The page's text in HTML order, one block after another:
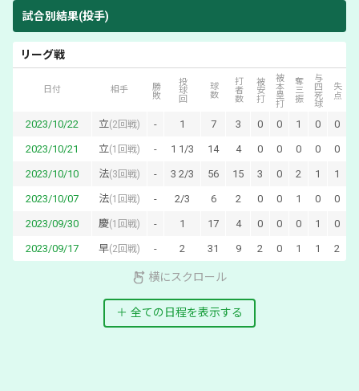
試合別結果(投手)
リーグ戦
日付 相手 勝敗 投球回 球数 打者数 被安打 被本塁打 奪三振 与四死球 失点
2023/10/22 立(2回戦) - 1 7 3 0 0 1 0 0
2023/10/21 立(1回戦) - 1 1/3 14 4 0 0 0 0 0
2023/10/10 法(3回戦) - 3 2/3 56 15 3 0 2 1 1
2023/10/07 法(1回戦) - 2/3 6 2 0 0 1 0 0
2023/09/30 慶(1回戦) - 1 17 4 0 0 0 1 0
2023/09/17 早(2回戦) - 2 31 9 2 0 1 1 2
横にスクロール
全ての日程を表示する